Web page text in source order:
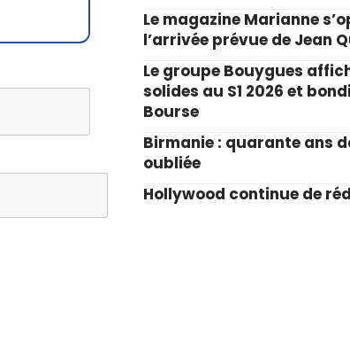
Le magazine Marianne
l’arrivée prévue de Jean
Le groupe Bouygues
solides au S1 2026 et
Bourse
Birmanie : quarante ans
oubliée
Hollywood continue de